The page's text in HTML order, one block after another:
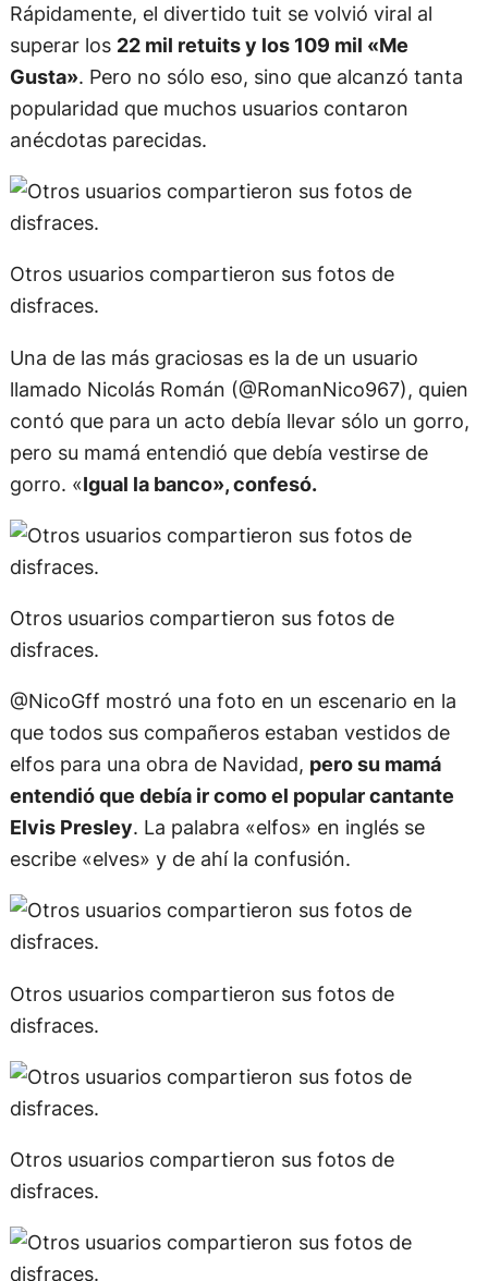
Rápidamente, el divertido tuit se volvió viral al
superar los 22 mil retuits y los 109 mil «Me
Gusta». Pero no sólo eso, sino que alcanzó tanta
popularidad que muchos usuarios contaron
anécdotas parecidas.
Otros usuarios compartieron sus fotos de
disfraces.
Una de las más graciosas es la de un usuario
llamado Nicolás Román (@RomanNico967), quien
contó que para un acto debía llevar sólo un gorro,
pero su mamá entendió que debía vestirse de
gorro. «Igual la banco», confesó.
Otros usuarios compartieron sus fotos de
disfraces.
@NicoGff mostró una foto en un escenario en la
que todos sus compañeros estaban vestidos de
elfos para una obra de Navidad, pero su mamá
entendió que debía ir como el popular cantante
Elvis Presley. La palabra «elfos» en inglés se
escribe «elves» y de ahí la confusión.
Otros usuarios compartieron sus fotos de
disfraces.
Otros usuarios compartieron sus fotos de
disfraces.